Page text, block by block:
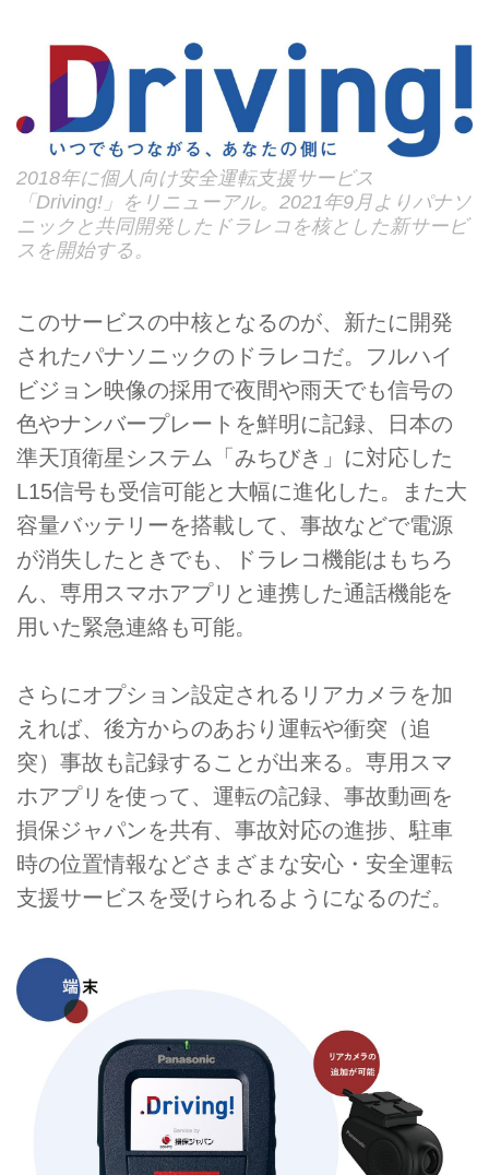
2018年に個人向け安全運転支援サービス
「Driving!」をリニューアル。2021年9月よりパナソ
ニックと共同開発したドラレコを核とした新サービ
スを開始する。
このサービスの中核となるのが、新たに開発
されたパナソニックのドラレコだ。フルハイ
ビジョン映像の採用で夜間や雨天でも信号の
色やナンバープレートを鮮明に記録、日本の
準天頂衛星システム「みちびき」に対応した
L15信号も受信可能と大幅に進化した。また大
容量バッテリーを搭載して、事故などで電源
が消失したときでも、ドラレコ機能はもちろ
ん、専用スマホアプリと連携した通話機能を
用いた緊急連絡も可能。
さらにオプション設定されるリアカメラを加
えれば、後方からのあおり運転や衝突（追
突）事故も記録することが出来る。専用スマ
ホアプリを使って、運転の記録、事故動画を
損保ジャパンを共有、事故対応の進捗、駐車
時の位置情報などさまざまな安心・安全運転
支援サービスを受けられるようになるのだ。